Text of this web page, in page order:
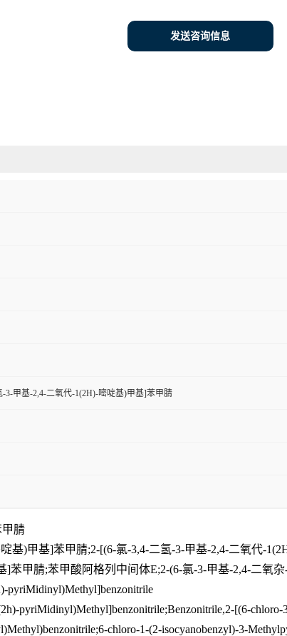
发送咨询信息
-3-甲基-2,4-二氧代-1(2H)-嘧啶基)甲基]苯甲腈
甲腈
基)甲基]苯甲腈;2-[(6-氯-3,4-二氢-3-甲基-2,4-二氧代-
]苯甲腈;苯甲酸阿格列中间体E;2-(6-氯-3-甲基-2,4-二氧
pyriMidinyl)Methyl]benzonitrile
pyriMidinyl)Methyl]benzonitrile;Benzonitrile,2-[(6-
chloro-1-(2-isocyanobenzyl)-3-